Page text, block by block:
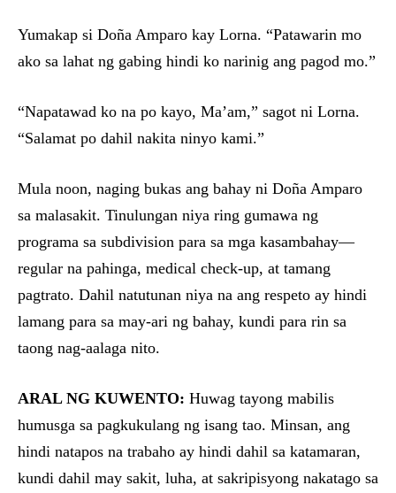
Yumakap si Doña Amparo kay Lorna. “Patawarin mo
ako sa lahat ng gabing hindi ko narinig ang pagod mo.”
“Napatawad ko na po kayo, Ma’am,” sagot ni Lorna.
“Salamat po dahil nakita ninyo kami.”
Mula noon, naging bukas ang bahay ni Doña Amparo
sa malasakit. Tinulungan niya ring gumawa ng
programa sa subdivision para sa mga kasambahay—
regular na pahinga, medical check-up, at tamang
pagtrato. Dahil natutunan niya na ang respeto ay hindi
lamang para sa may-ari ng bahay, kundi para rin sa
taong nag-aalaga nito.
ARAL NG KUWENTO: Huwag tayong mabilis
humusga sa pagkukulang ng isang tao. Minsan, ang
hindi natapos na trabaho ay hindi dahil sa katamaran,
kundi dahil may sakit, luha, at sakripisyong nakatago sa